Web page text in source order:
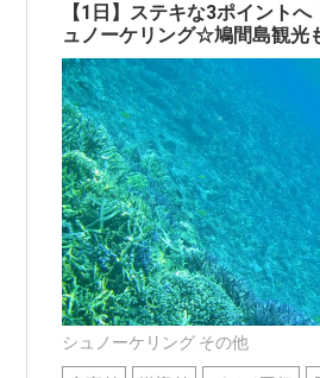
【1日】ステキな3ポイント
ュノーケリング☆鳩間島観光
シュノーケリング その他